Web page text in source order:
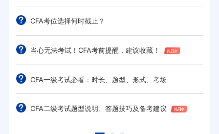
CFA考位选择何时截止？
当心无法考试！CFA考前提醒，建议收藏！
CFA一级考试必看：时长、题型、形式、考场
CFA二级考试题型说明、答题技巧及备考建议